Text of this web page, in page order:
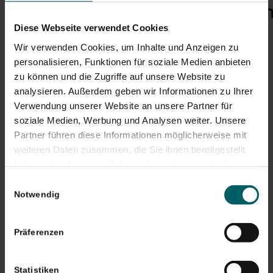
Diese Webseite verwendet Cookies
Wir verwenden Cookies, um Inhalte und Anzeigen zu
personalisieren, Funktionen für soziale Medien anbieten
zu können und die Zugriffe auf unsere Website zu
analysieren. Außerdem geben wir Informationen zu Ihrer
Verwendung unserer Website an unsere Partner für
soziale Medien, Werbung und Analysen weiter. Unsere
Partner führen diese Informationen möglicherweise mit
weiteren Daten zusammen, die Sie ihnen bereitgestellt
Cookies, wenn Sie unsere Webseite weiterhin nutzen.
Notwendig
Präferenzen
Statistiken
Arzt
23. Februar 2021
Eine Berufshaftpflichtversicherung Arzt ist
unverzichtbar. Als Arzt setzt man ein hohes Maß
an Vertrauen in Sie. Entsprechend hoch ist Ihre
Verantwortung für das Wohl Ihrer Patienten.
Selbst dem erfahrensten Mediziner kann im
passieren. Ein Mal falsch gehandelt, ein Mal
verheerend sein – […]